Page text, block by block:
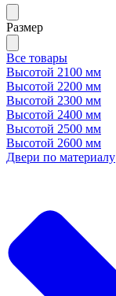
Размер
Все товары
Высотой 2100 мм
Высотой 2200 мм
Высотой 2300 мм
Высотой 2400 мм
Высотой 2500 мм
Высотой 2600 мм
Двери по материалу